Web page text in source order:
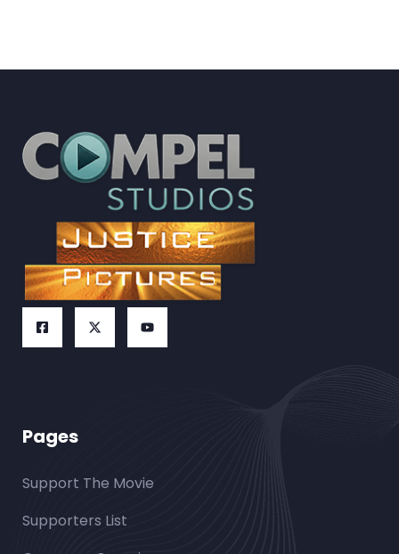
Pages
Support The Movie
Supporters List